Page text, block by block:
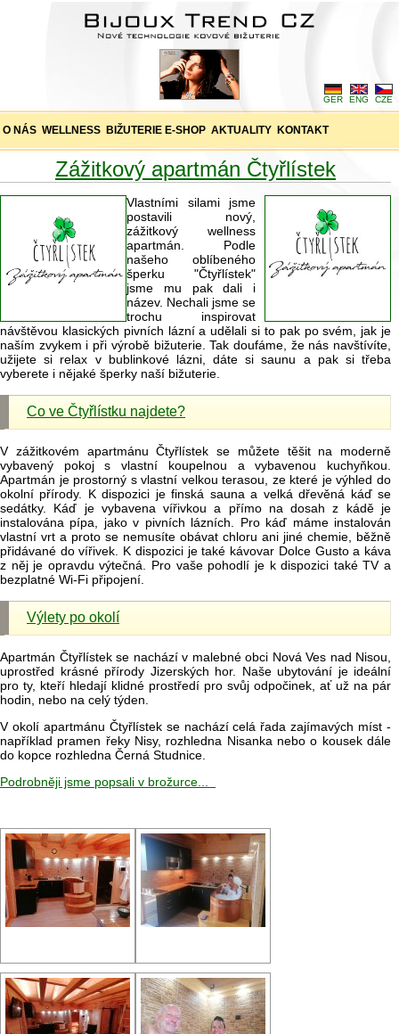
CZE
ENG
GER
O NÁS WELLNESS BIŽUTERIE E-SHOP AKTUALITY KONTAKT
Zážitkový apartmán Čtyřlístek
Vlastními silami jsme
postavili nový,
zážitkový wellness
apartmán. Podle
našeho oblíbeného
šperku "Čtyřlístek"
jsme mu pak dali i
název. Nechali jsme se
trochu inspirovat
návštěvou klasických pivních lázní a udělali si to pak po svém, jak je
naším zvykem i při výrobě bižuterie. Tak doufáme, že nás navštívíte,
užijete si relax v bublinkové lázni, dáte si saunu a pak si třeba
vyberete i nějaké šperky naší bižuterie.
Co ve Čtyřlístku najdete?
V zážitkovém apartmánu Čtyřlístek se můžete těšit na moderně
vybavený pokoj s vlastní koupelnou a vybavenou kuchyňkou.
Apartmán je prostorný s vlastní velkou terasou, ze které je výhled do
okolní přírody. K dispozici je finská sauna a velká dřevěná káď se
sedátky. Káď je vybavena vířivkou a přímo na dosah z kádě je
instalována pípa, jako v pivních lázních. Pro káď máme instalován
vlastní vrt a proto se nemusíte obávat chloru ani jiné chemie, běžně
přidávané do vířivek. K dispozici je také kávovar Dolce Gusto a káva
z něj je opravdu výtečná. Pro vaše pohodlí je k dispozici také TV a
bezplatné Wi-Fi připojení.
Výlety po okolí
Apartmán Čtyřlístek se nachází v malebné obci Nová Ves nad Nisou,
uprostřed krásné přírody Jizerských hor. Naše ubytování je ideální
pro ty, kteří hledají klidné prostředí pro svůj odpočinek, ať už na pár
hodin, nebo na celý týden.
V okolí apartmánu Čtyřlístek se nachází celá řada zajímavých míst -
například pramen řeky Nisy, rozhledna Nisanka nebo o kousek dále
do kopce rozhledna Černá Studnice.
Podrobněji jsme popsali v brožurce...